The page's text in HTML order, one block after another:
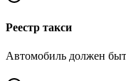
Реестр такси
Автомобиль должен